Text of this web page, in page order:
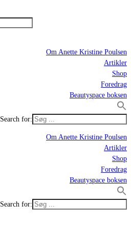
Om Anette Kristine Poulsen
Artikler
Shop
Foredrag
Beautyspace boksen
Search for:
Om Anette Kristine Poulsen
Artikler
Shop
Foredrag
Beautyspace boksen
Search for: